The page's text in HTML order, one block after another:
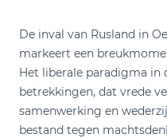
De inval van Rusland in
markeert een
Het liberale paradigma in
betrekkingen, dat vrede
samenwerking en
bestand tegen